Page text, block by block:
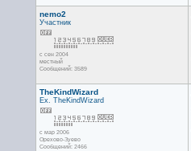
nemo2
Участник
с сен 2004
местный
Сообщений: 3589
TheKindWizard
Ex. TheKindWizard
с мар 2006
Орехово-Зуево
Сообщений: 2466